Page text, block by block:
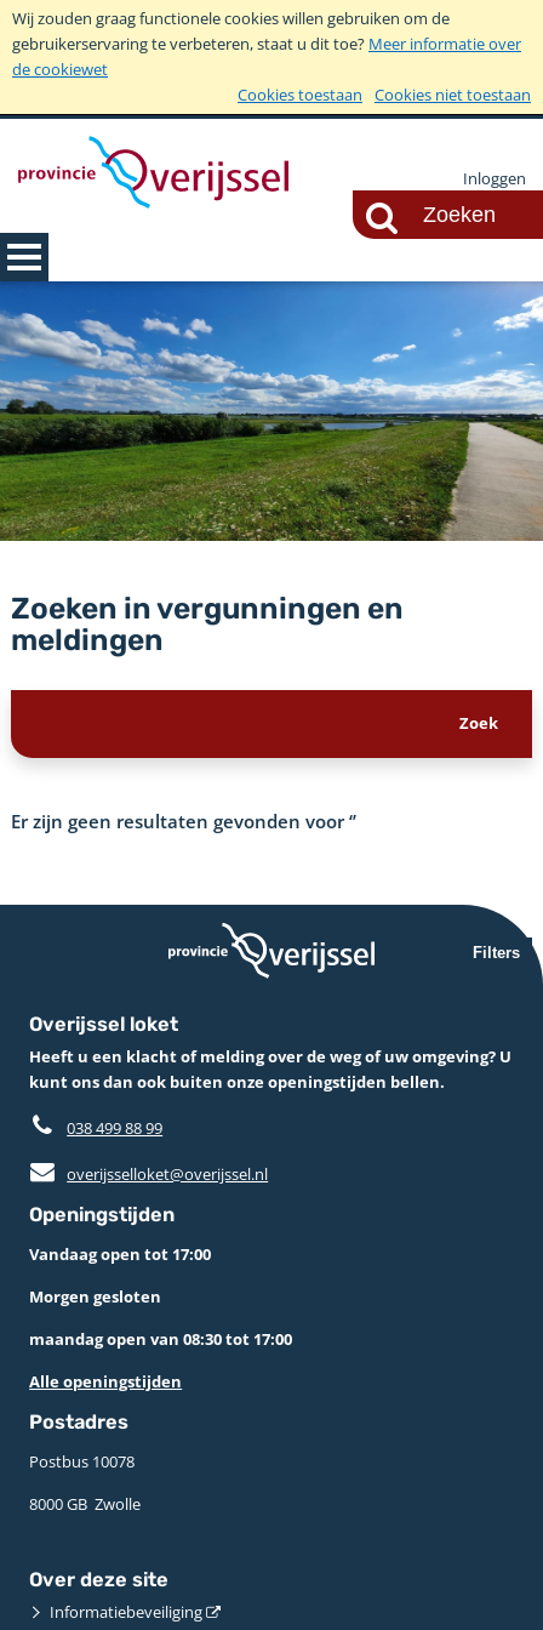
Wij zouden graag functionele cookies willen gebruiken om de
gebruikerservaring te verbeteren, staat u dit toe? Meer informatie over
de cookiewet
Cookies toestaan
Cookies niet toestaan
Inloggen
Zoeken in vergunningen en
meldingen
Er zijn geen resultaten gevonden voor‘’
Filters
Overijssel loket
Heeft u een klacht of melding over de weg of uw omgeving? U
kunt ons dan ook buiten onze openingstijden bellen.
038 499 88 99
overijsselloket@overijssel.nl
Openingstijden
Vandaag open tot 17:00
Morgen gesloten
maandag open van 08:30 tot 17:00
Alle openingstijden
Postadres
Postbus 10078 ­
8000 GB ­ Zwolle
Over deze site
Informatiebeveiliging